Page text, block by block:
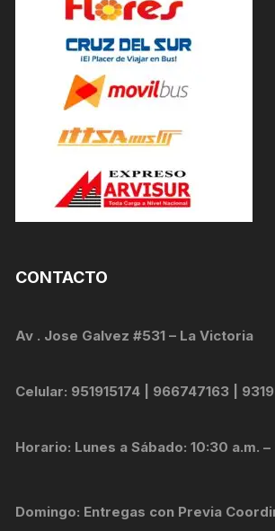
CONTACTO
Av . Jose Galvez #531 – La Victoria
Celular: 951915174 | 966747163 |
Horario: Lunes a Sábado: 10:30 a.m. –
Domingo: Entregas con Previa